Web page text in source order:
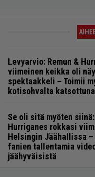
Levyarvio: Remun &
viimeinen keikka oli
spektaakkeli – Toimii
kotisohvalta katsottuna
Se oli sitä myöten siinä:
Hurriganes rokkasi
Helsingin Jäähallissa
fanien tallentamia
jäähyväisistä